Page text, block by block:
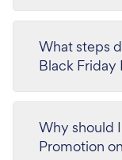
What steps
Black Friday
Why should
Promotion